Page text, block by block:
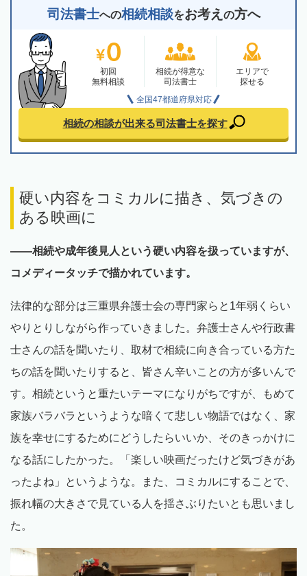
司法書士への相続相談をお考え の方へ
初回
無料相談
相続が得意な
司法書士
エリアで
探せる
全国47都道府県対応
相続の相談が出来る司法書士を探す
硬い内容をコミカルに描き、気づきの
ある映画に
——相続や成年後見人という硬い内容を扱っていますが、
コメディータッチで描かれています。
法律的な部分は三重県弁護士会の専門家らと1年弱くらい
やりとりしながら作っていきました。弁護士さんや行政書
士さんの話を聞いたり、取材で相続に向き合っている方た
ちの話を聞いたりすると、皆さん辛いことの方が多いんで
す。相続というと重たいテーマになりがちですが、もめて
家族バラバラというような暗くて悲しい物語ではなく、家
族を幸せにするためにどうしたらいいか、そのきっかけに
なる話にしたかった。「楽しい映画だったけど気づきがあ
ったよね」というような。また、コミカルにすることで、
振れ幅の大きさで見ている人を揺さぶりたいとも思いまし
た。